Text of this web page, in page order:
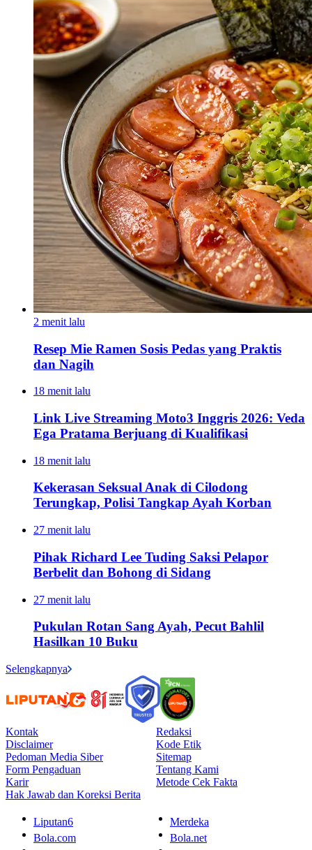
2 menit lalu
Resep Mie Ramen Sosis Pedas yang Praktis
dan Nagih
18 menit lalu
Link Live Streaming Moto3 Inggris 2026: Veda
Ega Pratama Berjuang di Kualifikasi
18 menit lalu
Kekerasan Seksual Anak di Cilodong
Terungkap, Polisi Tangkap Ayah Korban
27 menit lalu
Pihak Richard Lee Tuding Saksi Pelapor
Berbelit dan Bohong di Sidang
27 menit lalu
Pukulan Rotan Sang Ayah, Pecut Bahlil
Hasilkan 10 Buku
Selengkapnya
Kontak
Redaksi
Disclaimer
Kode Etik
Pedoman Media Siber
Sitemap
Form Pengaduan
Tentang Kami
Karir
Metode Cek Fakta
Hak Jawab dan Koreksi Berita
Liputan6
Merdeka
Bola.com
Bola.net